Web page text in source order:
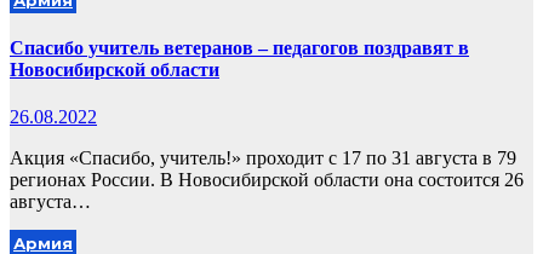
Спасибо учитель ветеранов – педагогов поздравят в
Новосибирской области
26.08.2022
Акция «Спасибо, учитель!» проходит с 17 по 31 августа в 79
регионах России. В Новосибирской области она состоится 26
августа…
Армия